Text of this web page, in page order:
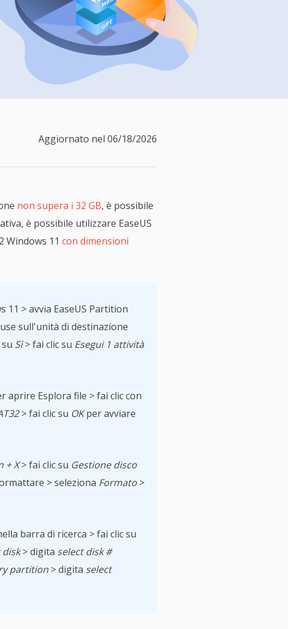
cancellati da SSD
da Fotocamera
Label di EaseUS Todo Backup
Video Downloader
Scarica video/audio online
EaseUS VoiceWave
Strumenti AI
Aggiornato nel 06/18/2026
non supera i 32 GB, è possibile
è possibile utilizzare EaseUS
11 con dimensioni
11 > avvia EaseUS Partition
sull'unità di destinazione
Sì> fai clic su Esegui 1 attività
aprire Esplora file > fai clic con
> fai clic su OKper avviare
+ X> fai clic su Gestione disco
> seleziona Formato >
barra di ricerca > fai clic su
disk> digita select disk #
partition > digita select